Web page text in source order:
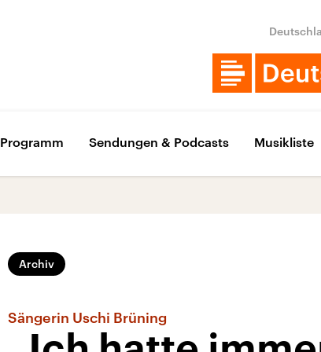
Programm Sendungen & Podcasts Musikliste
Archiv
Sängerin Uschi Brüning